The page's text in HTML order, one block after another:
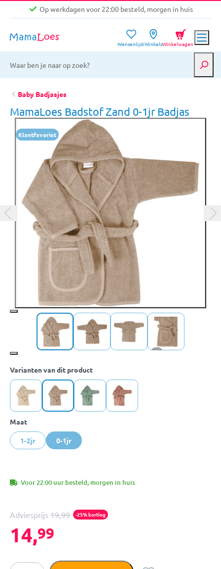
Op werkdagen voor 22:00 besteld, morgen in huis
Gratis verzending vanaf €39,-
Op werkdagen voor 22:00 besteld, morgen in huis
WensenlijstWinkelsWinkelwagen
0
Baby Badjasjes
MamaLoes Badstof Zand 0-1jr Badjas
Klantfavoriet
+4
Varianten van dit product
Maat
1-2jr 0-1jr
Voor 22:00 uur besteld, morgen in huis
Adviesprijs 19,99 -25% korting
14,99